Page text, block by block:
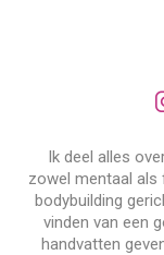
Ik deel alles
zowel mentaal
bodybuilding
vinden van een
handvatten